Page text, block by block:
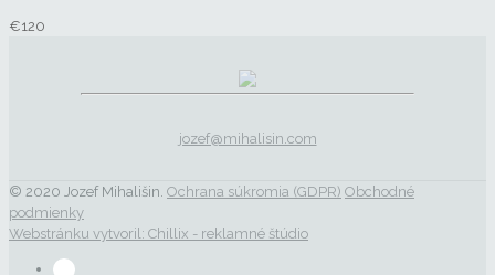
€120
jozef@mihalisin.com
© 2020 Jozef Mihališin. Ochrana súkromia (GDPR) Obchodné
podmienky
Webstránku vytvoril: Chillix - reklamné štúdio